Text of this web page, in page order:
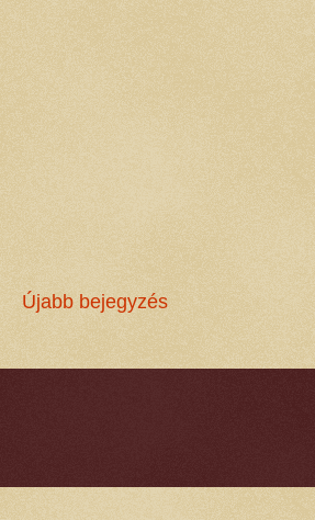
Újabb bejegyzés